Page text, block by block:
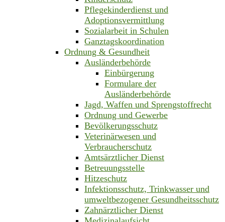
Pflegekinderdienst und
Adoptionsvermittlung
Sozialarbeit in Schulen
Ganztagskoordination
Ordnung & Gesundheit
Ausländerbehörde
Einbürgerung
Formulare der
Ausländerbehörde
Jagd, Waffen und Sprengstoffrecht
Ordnung und Gewerbe
Bevölkerungsschutz
Veterinärwesen und
Verbraucherschutz
Amtsärztlicher Dienst
Betreuungsstelle
Hitzeschutz
Infektionsschutz, Trinkwasser und
umweltbezogener Gesundheitsschutz
Zahnärztlicher Dienst